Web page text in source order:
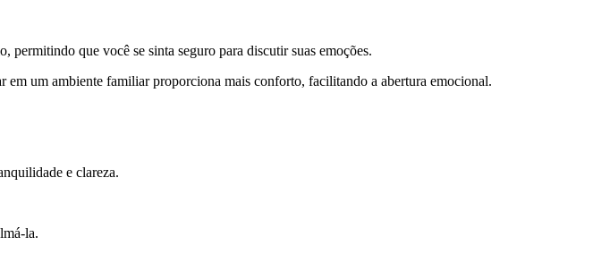
permitindo que você se sinta seguro para discutir suas emoções.
em um ambiente familiar proporciona mais conforto, facilitando a abertura emocional.
e clareza.
la.